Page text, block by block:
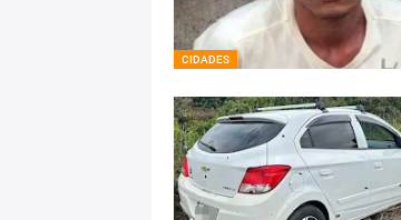
CIDADES